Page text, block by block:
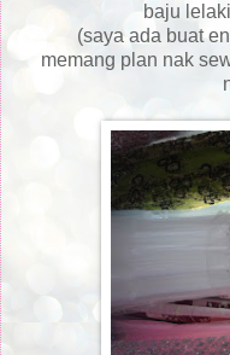
baju
(saya ada buat
memang plan nak